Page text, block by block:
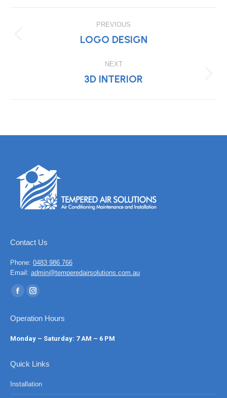
NAVIGATION
PREVIOUS
Previous
LOGO DESIGN
NEXT
Next
3D INTERIOR
Contact Us
Phone: 0483 986 766
Email: admin@temperedairsolutions.com.au
Find us on:
Facebook
opens
in
window
Instagram
opens
in
window
Operation Hours
Monday – Saturday: 7 AM – 6 PM
Quick Links
Installation